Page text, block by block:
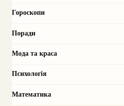
Гороскопи
Поради
Мода та краса
Психологія
Математика